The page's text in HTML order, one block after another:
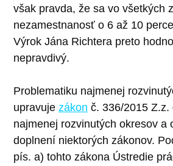
však pravda, že sa vo všetkých
nezamestnanosť o 6 až 10
Výrok Jána Richtera preto
nepravdivý.
Problematiku najmenej
upravuje zákon č. 336/2015 Z.z.
najmenej rozvinutých okresov a
doplnení niektorých zákonov.
pís. a) tohto zákona Ústredie